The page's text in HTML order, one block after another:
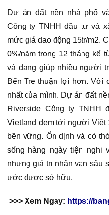
Dự án đất nền nhà phố
Công ty TNHH đầu tư và
mức giá dao động 15tr/m2.
0%/năm trong 12 tháng kể
và đang giúp nhiều người
Bến Tre thuận lợi hơn. Với
nhất của mình. Dự án đất
Riverside Công ty TNHH
Vietland đem tới người Việt
bền vững. Ổn định và có
sống hàng ngày tiện nghi
những giá trị nhân văn sâu
ước được sở hữu.
>>> Xem Ngay: https://